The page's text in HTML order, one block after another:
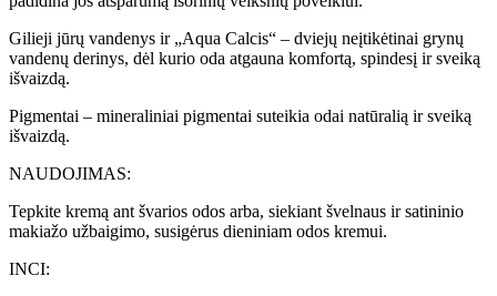
Gilieji jūrų vandenys ir „Aqua Calcis“ – dviejų neįtikėtinai grynų
vandenų derinys, dėl kurio oda atgauna komfortą, spindesį ir sveiką
išvaizdą.
Pigmentai – mineraliniai pigmentai suteikia odai natūralią ir sveiką
išvaizdą.
NAUDOJIMAS:
Tepkite kremą ant švarios odos arba, siekiant švelnaus ir satininio
makiažo užbaigimo, susigėrus dieniniam odos kremui.
INCI: